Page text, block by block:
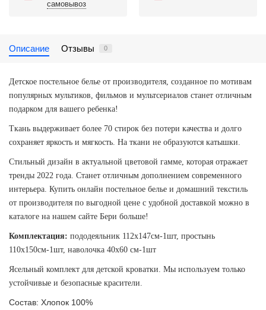
самовывоз
Описание Отзывы 0
Детское постельное белье от производителя, созданное по мотивам
популярных мультиков, фильмов и мультсериалов станет отличным
подарком для вашего ребенка!
Ткань выдерживает более 70 стирок без потери качества и долго
сохраняет яркость и мягкость. На ткани не образуются катышки.
Стильный дизайн в актуальной цветовой гамме, которая отражает
тренды 2022 года. Станет отличным дополнением современного
интерьера. Купить онлайн постельное белье и домашний текстиль
от производителя по выгодной цене с удобной доставкой можно в
каталоге на нашем сайте Бери больше!
Комплектация: пододеяльник 112х147см-1шт, простынь
110х150см-1шт, наволочка 40х60 см-1шт
Ясельный комплект для детской кроватки. Мы используем только
устойчивые и безопасные красители.
Состав: Хлопок 100%